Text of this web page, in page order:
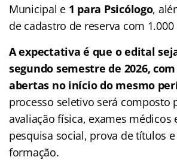
Municipal e 1 para Psicólogo,
de cadastro de reserva com
A expectativa é que o edital
segundo semestre de 2026,
abertas no início do mesmo
processo seletivo será composto
avaliação física, exames médicos
pesquisa social, prova de títulos
formação.